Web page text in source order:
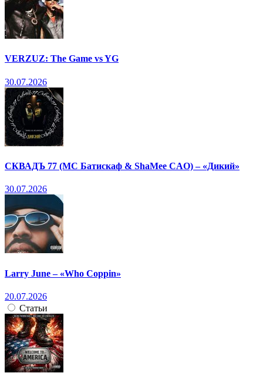
VERZUZ: The Game vs YG
30.07.2026
СКВАДЪ 77 (МС Батискаф & ShaMee CAO) – «Дикий»
30.07.2026
Larry June – «Who Coppin»
20.07.2026
Статьи